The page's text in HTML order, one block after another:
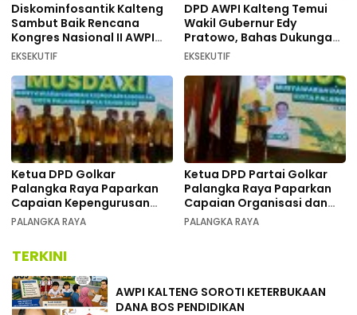
Diskominfosantik Kalteng
Sambut Baik Rencana
Kongres Nasional II AWPI
Se-Indonesia
EKSEKUTIF
DPD AWPI Kalteng Temui
Wakil Gubernur Edy
Pratowo, Bahas Dukungan
Kongres Nasional II AWPI di
EKSEKUTIF
Ketua DPD Golkar
Palangka Raya Paparkan
Capaian Kepengurusan
pada Pembukaan Musda XI
PALANGKA RAYA
Ketua DPD Partai Golkar
Palangka Raya Paparkan
Capaian Organisasi dan
Kemenangan Pemilu pada
PALANGKA RAYA
TERKINI
AWPI KALTENG SOROTI KETERBUKAAN
DANA BOS PENDIDIKAN